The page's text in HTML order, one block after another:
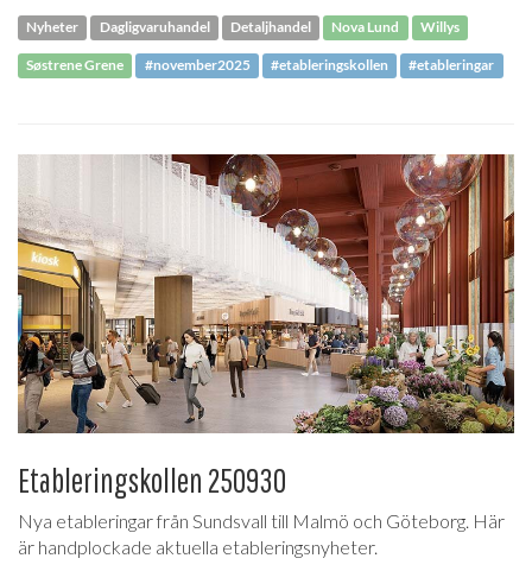
Nyheter Dagligvaruhandel Detaljhandel Nova Lund Willys
Søstrene Grene #november2025 #etableringskollen #etableringar
Etableringskollen 250930
Nya etableringar från Sundsvall till Malmö och Göteborg. Här
är handplockade aktuella etableringsnyheter.